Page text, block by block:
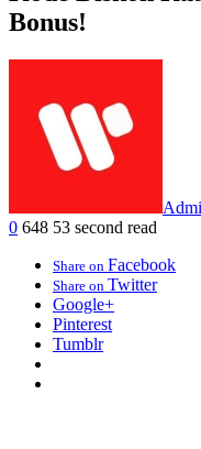
Bonus!
0 648 53 second read
Share on Facebook
Share on Twitter
Google+
Pinterest
Tumblr